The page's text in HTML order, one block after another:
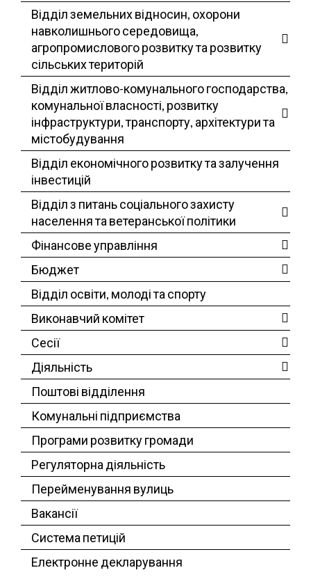
Відділ земельних відносин, охорони
навколишнього середовища,
агропромислового розвитку та розвитку
сільських територій
Відділ житлово-комунального господарства,
комунальної власності, розвитку
інфраструктури, транспорту, архітектури та
містобудування
Відділ економічного розвитку та залучення
інвестицій
Відділ з питань соціального захисту
населення та ветеранської політики
Фінансове управління
Бюджет
Відділ освіти, молоді та спорту
Виконавчий комітет
Сесії
Діяльність
Поштові відділення
Комунальні підприємства
Програми розвитку громади
Регуляторна діяльність
Перейменування вулиць
Вакансії
Система петицій
Електронне декларування